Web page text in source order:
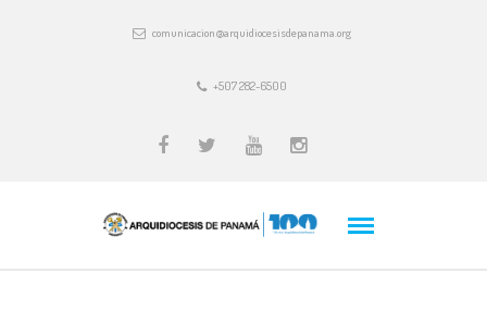
comunicacion@arquidiocesisdepanama.org
+507 282-6500